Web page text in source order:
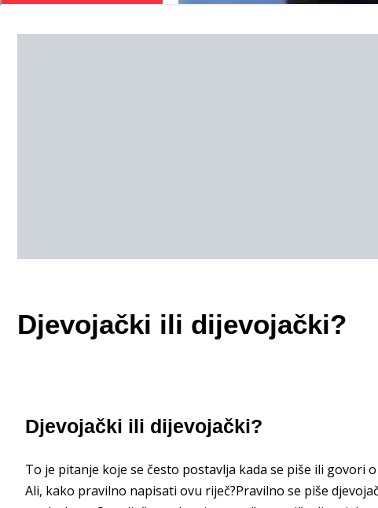
Djevojački ili dijevojački?
Djevojački ili dijevojački?
To je pitanje koje se često postavlja kada se piše ili govori
Ali, kako pravilno napisati ovu riječ?Pravilno se piše